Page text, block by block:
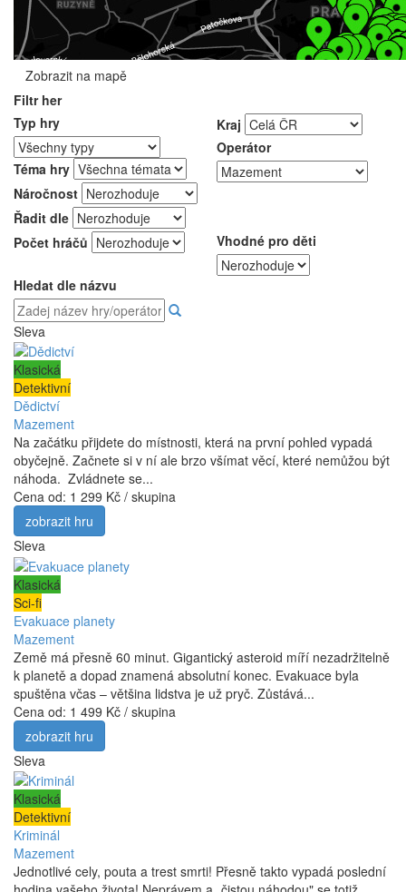
Zobrazit na mapě
Filtr her
Typ hry
Téma hry
Kraj
Operátor
Náročnost
Řadit dle
Počet hráčů
Vhodné pro děti
Hledat dle názvu
Sleva
Klasická
Detektivní
Dědictví
Mazement
Na začátku přijdete do místnosti, která na první pohled vypadá
obyčejně. Začnete si v ní ale brzo všímat věcí, které nemůžou být
náhoda. Zvládnete se...
Cena od: 1 299 Kč / skupina
zobrazit hru
Sleva
Klasická
Sci-fi
Evakuace planety
Mazement
Země má přesně 60 minut. Gigantický asteroid míří nezadržitelně
k planetě a dopad znamená absolutní konec. Evakuace byla
spuštěna včas – většina lidstva je už pryč. Zůstává...
Cena od: 1 499 Kč / skupina
zobrazit hru
Sleva
Klasická
Detektivní
Kriminál
Mazement
Jednotlivé cely, pouta a trest smrti! Přesně takto vypadá poslední